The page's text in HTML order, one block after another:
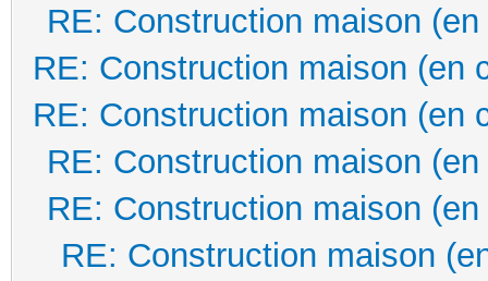
RE: Construction maison
RE: Construction maison (en
RE: Construction maison (en
RE: Construction maison
RE: Construction maison
RE: Construction maison